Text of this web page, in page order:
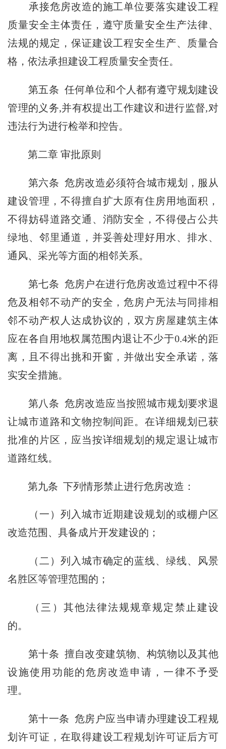
承接危房改造的施工单位要落实建设工程
质量安全主体责任，遵守质量安全生产法律、
法规的规定，保证建设工程安全生产、质量合
格，依法承担建设工程质量安全责任。
第五条 任何单位和个人都有遵守规划建设
管理的义务,并有权提出工作建议和进行监督,对
违法行为进行检举和控告。
第二章 审批原则
第六条 危房改造必须符合城市规划，服从
建设管理，不得擅自扩大原有住房用地面积，
不得妨碍道路交通、消防安全，不得侵占公共
绿地、邻里通道，并妥善处理好用水、排水、
通风、采光等方面的相邻关系。
第七条 危房户在进行危房改造过程中不得
危及相邻不动产的安全，危房户无法与同排相
邻不动产权人达成协议的，双方房屋建筑主体
应在各自用地权属范围内退让不少于0.4米的距
离，且不得出挑和开窗，并做出安全承诺，落
实安全措施。
第八条 危房改造应当按照城市规划要求退
让城市道路和文物控制间距。在详细规划已获
批准的片区，应当按详细规划的规定退让城市
道路红线。
第九条 下列情形禁止进行危房改造：
（一）列入城市近期建设规划的或棚户区
改造范围、具备成片开发建设的；
（二）列入城市确定的蓝线、绿线、风景
名胜区等管理范围的；
（三）其他法律法规规章规定禁止建设
的。
第十条 擅自改变建筑物、构筑物以及其他
设施使用功能的危房改造申请，一律不予受
理。
第十一条 危房户应当申请办理建设工程规
划许可证，在取得建设工程规划许可证后方可